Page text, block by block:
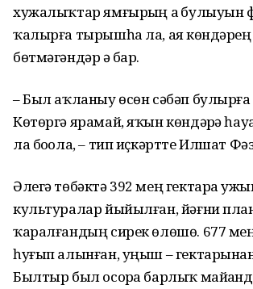
хужалыҡтар ямғырҙың аҙ булыуын
ҡалырға тырышһа ла, аяҙ көндәрҙең
бөтмәгәндәр ҙә бар.
– Был аҡланыу өсөн сәбәп булырға
Көтөргә ярамай, яҡын көндәрҙә
ла боҙола, – тип иҫкәртте Илшат
Әлегә төбәктә 392 мең гектарҙа
культуралар йыйылған, йәғни
ҡаралғандың сирек өлөшө. 677
һуғып алынған, уңыш –
Былтыр был осорҙа барлыҡ